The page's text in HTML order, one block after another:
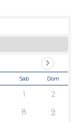
Sab Dom
1
2
8 9